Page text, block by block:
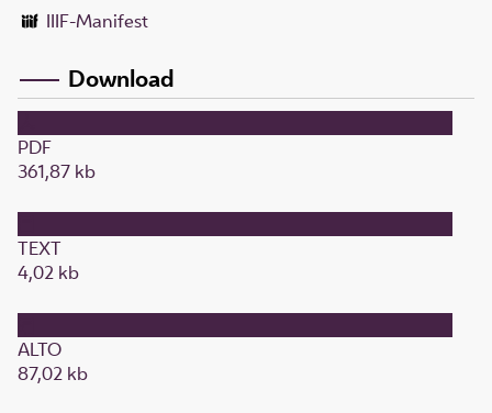
IIIF-Manifest
Download
PDF
361,87 kb
TEXT
4,02 kb
ALTO
87,02 kb